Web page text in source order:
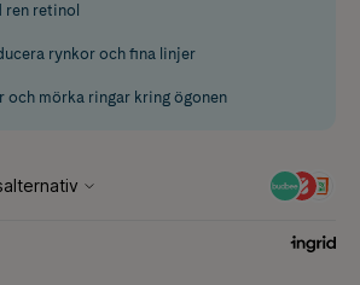
ren retinol
rynkor och fina linjer
och mörka ringar kring ögonen